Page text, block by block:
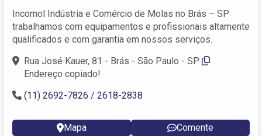
Incomol Indústria e Comércio de Molas no Brás – SP
trabalhamos com equipamentos e profissionais altamente
qualificados e com garantia em nossos serviços.
Rua José Kauer, 81 - Brás - São Paulo - SP
Endereço copiado!
(11) 2692-7826 / 2618-2838
Mapa Comente